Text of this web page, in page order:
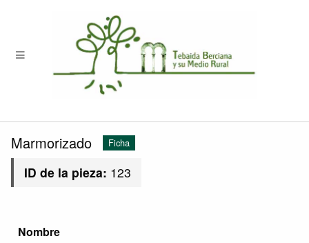
Marmorizado Ficha
ID de la pieza: 123
Nombre